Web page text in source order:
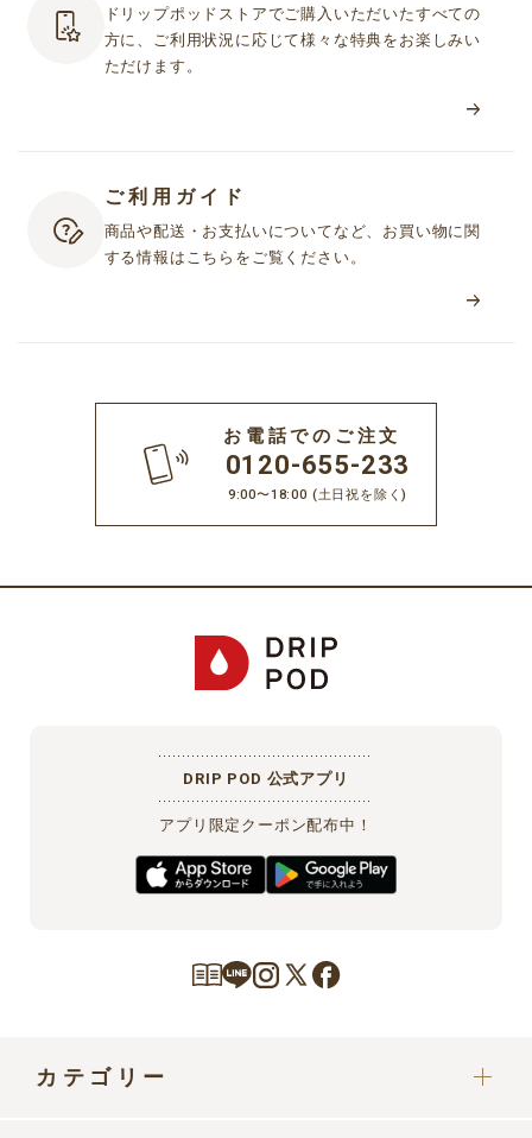
ドリップポッドストアでご購入いただいたすべての
方に、ご利用状況に応じて様々な特典をお楽しみい
ただけます。
ご利用ガイド
商品や配送・お支払いについてなど、お買い物に関
する情報はこちらをご覧ください。
お電話でのご注文
0120-655-233
9:00〜18:00 (土日祝を除く)
DRIP POD 公式アプリ
アプリ限定クーポン配布中！
カテゴリー